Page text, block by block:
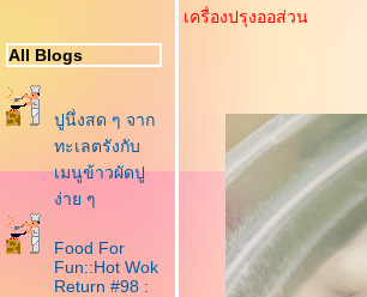
All Blogs
ปูนึ่งสด ๆ จาก
ทะเลตรังกับ
เมนูข้าวผัดปู
ง่าย ๆ
Food For
Fun::Hot Wok
Return #98 :
เครื่องปรุงออส่วน